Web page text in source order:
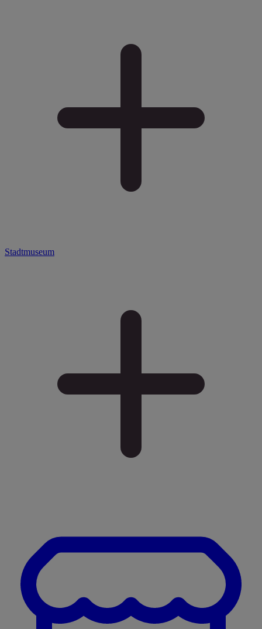
Stadtmuseum